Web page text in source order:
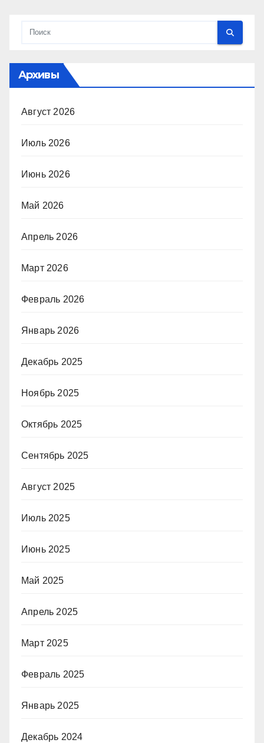
Архивы
Август 2026
Июль 2026
Июнь 2026
Май 2026
Апрель 2026
Март 2026
Февраль 2026
Январь 2026
Декабрь 2025
Ноябрь 2025
Октябрь 2025
Сентябрь 2025
Август 2025
Июль 2025
Июнь 2025
Май 2025
Апрель 2025
Март 2025
Февраль 2025
Январь 2025
Декабрь 2024